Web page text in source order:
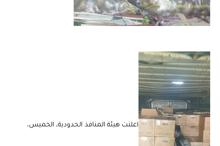
اعلنت هيئة المنافذ الحدودية، الخميس،